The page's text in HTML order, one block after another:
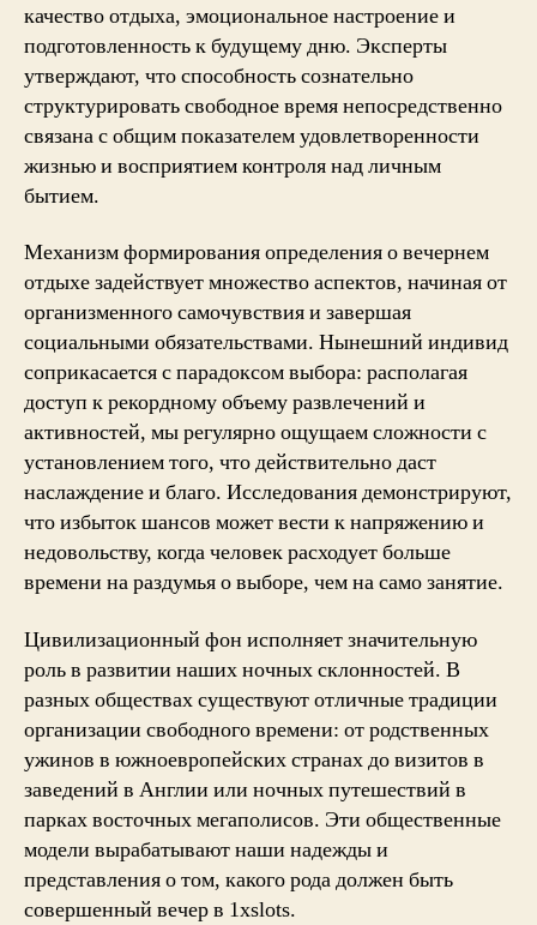
качество отдыха, эмоциональное настроение и
подготовленность к будущему дню. Эксперты
утверждают, что способность сознательно
структурировать свободное время непосредственно
связана с общим показателем удовлетворенности
жизнью и восприятием контроля над личным
бытием.
Механизм формирования определения о вечернем
отдыхе задействует множество аспектов, начиная от
организменного самочувствия и завершая
социальными обязательствами. Нынешний индивид
соприкасается с парадоксом выбора: располагая
доступ к рекордному объему развлечений и
активностей, мы регулярно ощущаем сложности с
установлением того, что действительно даст
наслаждение и благо. Исследования демонстрируют,
что избыток шансов может вести к напряжению и
недовольству, когда человек расходует больше
времени на раздумья о выборе, чем на само занятие.
Цивилизационный фон исполняет значительную
роль в развитии наших ночных склонностей. В
разных обществах существуют отличные традиции
организации свободного времени: от родственных
ужинов в южноевропейских странах до визитов в
заведений в Англии или ночных путешествий в
парках восточных мегаполисов. Эти общественные
модели вырабатывают наши надежды и
представления о том, какого рода должен быть
совершенный вечер в 1xslots.